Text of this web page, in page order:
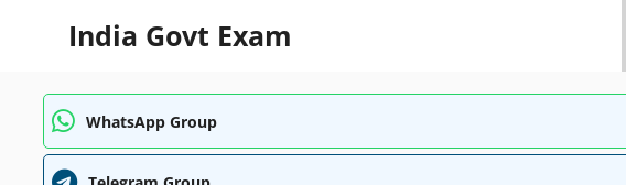
India Govt Exam
WhatsApp Group